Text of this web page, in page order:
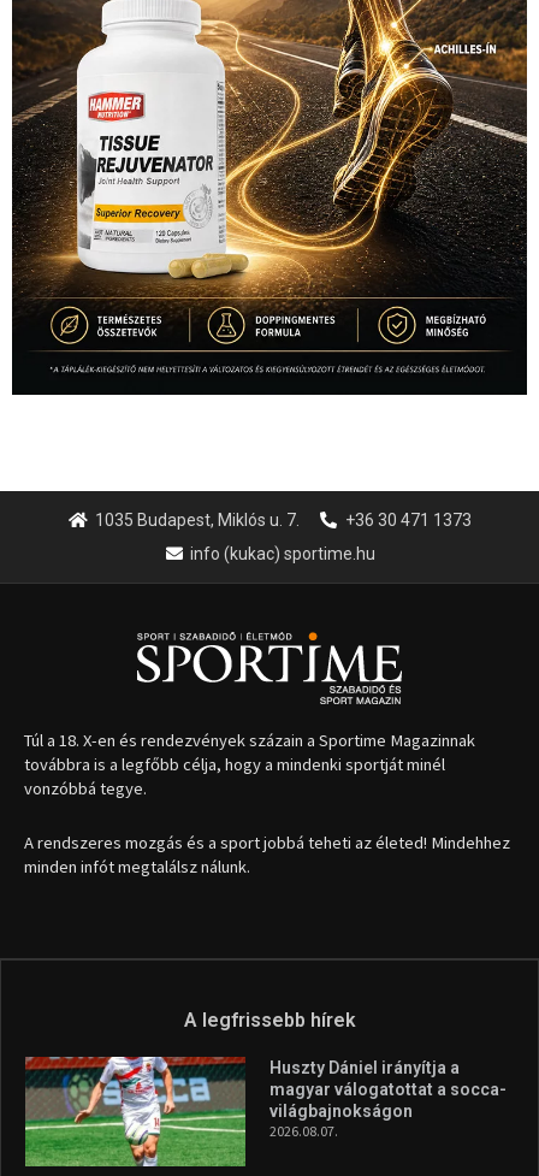
1035 Budapest, Miklós u. 7.
+36 30 471 1373
info (kukac) sportime.hu
Túl a 18. X-en és rendezvények százain a Sportime Magazinnak
továbbra is a legfőbb célja, hogy a mindenki sportját minél
vonzóbbá tegye.
A rendszeres mozgás és a sport jobbá teheti az életed! Mindehhez
minden infót megtalálsz nálunk.
A legfrissebb hírek
Huszty Dániel irányítja a
magyar válogatottat a socca-
világbajnokságon
2026.08.07.